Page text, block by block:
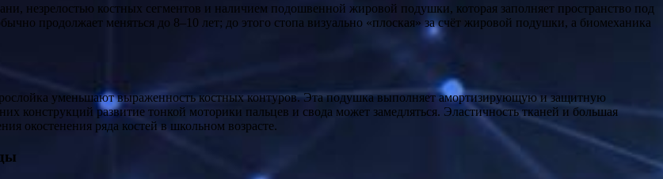
продолжает меняться до 8–10 лет; до этого стопа визуально «плоская» за счёт жировой подушки, а биомеханика
уменьшают выраженность костных контуров. Эта подушка выполняет амортизирующую и защитную
развитие тонкой моторики пальцев и свода может замедляться. Эластичность тканей и большая
окостенения ряда костей в школьном возрасте.